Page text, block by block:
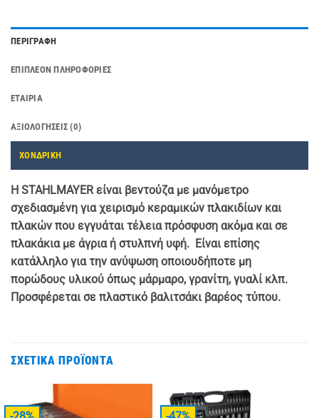
ΠΕΡΙΓΡΑΦΉ
ΕΠΙΠΛΈΟΝ ΠΛΗΡΟΦΟΡΊΕΣ
ΕΤΑΙΡΊΑ
ΑΞΙΟΛΟΓΉΣΕΙΣ (0)
ΧΟΝΔΡΙΚΗ
Η STAHLMAYER είναι βεντούζα με μανόμετρο
σχεδιασμένη για χειρισμό κεραμικών πλακιδίων και
πλακών που εγγυάται τέλεια πρόσφυση ακόμα και σε
πλακάκια με άγρια ή στυλπνή υφή. Είναι επίσης
κατάλληλο για την ανύψωση οποιουδήποτε μη
πορώδους υλικού όπως μάρμαρο, γρανίτη, γυαλί κλπ.
Προσφέρεται σε πλαστικό βαλιτσάκι βαρέος τύπου.
ΣΧΕΤΙΚΆ ΠΡΟΪΌΝΤΑ